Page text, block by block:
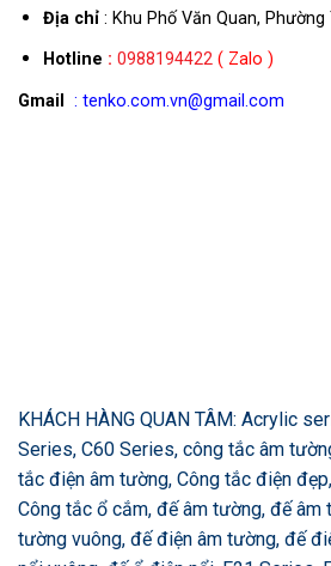
Địa chỉ: Khu Phố Văn Quan, Phường
Hotline : 0988194422( Zalo )
Gmail : tenko.com.vn@gmail.com
KHÁCH HÀNG QUAN TÂM: Acrylic
Series, C60 Series, công tắc âm
tắc điện âm tường, Công tắc điện
Công tắc ổ cắm, đế âm tường, đế âm
tường vuông, đế điện âm tường, đế